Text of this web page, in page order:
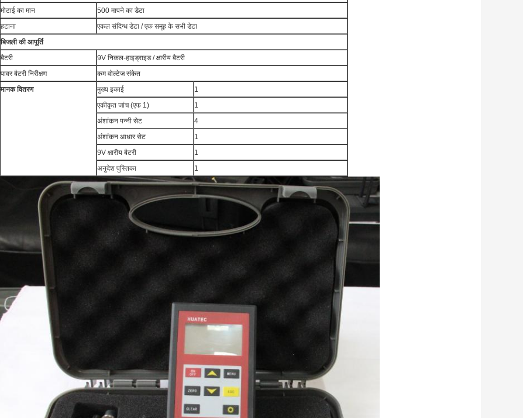
मोटाई का मान
500 मापने का डेटा
हटाना
एकल संदिग्ध डेटा / एक समूह के सभी डेटा
बिजली की आपूर्ति
बैटरी
9V निकल-हाइड्राइड / क्षारीय बैटरी
पावर बैटरी निरीक्षण
कम वोल्टेज संकेत
मानक वितरण
मुख्य इकाई
1
एकीकृत जांच (एफ 1)
1
अंशांकन पन्नी सेट
4
अंशांकन आधार सेट
1
9V क्षारीय बैटरी
1
अनुदेश पुस्तिका
1